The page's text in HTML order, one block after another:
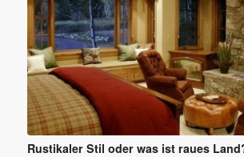
Rustikaler Stil oder was ist raues